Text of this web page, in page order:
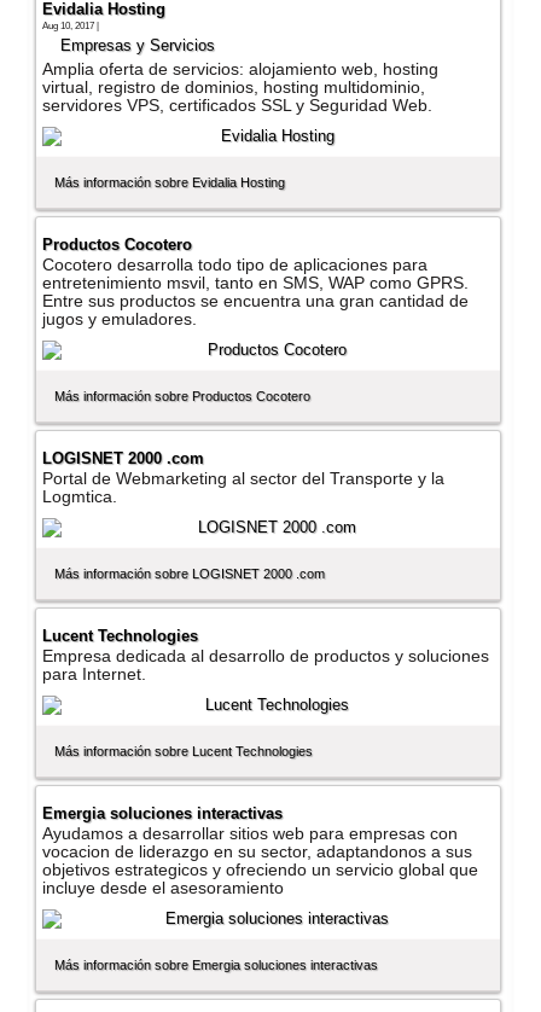
Evidalia Hosting
Aug 10, 2017 |
Empresas y Servicios
Amplia oferta de servicios: alojamiento web, hosting
virtual, registro de dominios, hosting multidominio,
servidores VPS, certificados SSL y Seguridad Web.
Más información sobre Evidalia Hosting
Productos Cocotero
Cocotero desarrolla todo tipo de aplicaciones para
entretenimiento msvil, tanto en SMS, WAP como GPRS.
Entre sus productos se encuentra una gran cantidad de
jugos y emuladores.
Más información sobre Productos Cocotero
LOGISNET 2000 .com
Portal de Webmarketing al sector del Transporte y la
Logmtica.
Más información sobre LOGISNET 2000 .com
Lucent Technologies
Empresa dedicada al desarrollo de productos y soluciones
para Internet.
Más información sobre Lucent Technologies
Emergia soluciones interactivas
Ayudamos a desarrollar sitios web para empresas con
vocacion de liderazgo en su sector, adaptandonos a sus
objetivos estrategicos y ofreciendo un servicio global que
incluye desde el asesoramiento
Más información sobre Emergia soluciones interactivas